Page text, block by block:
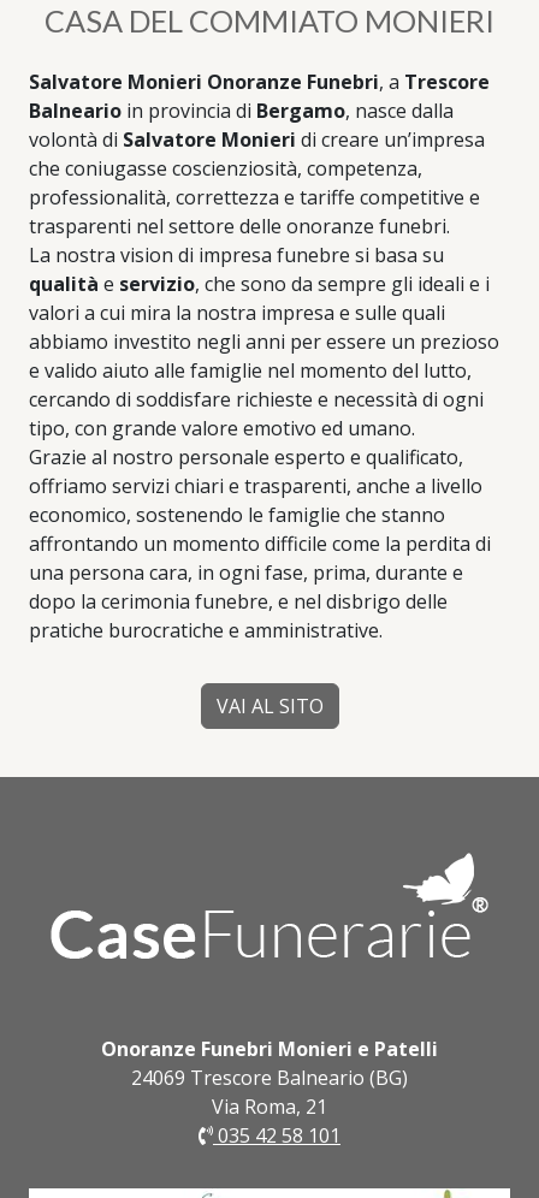
CASA DEL COMMIATO MONIERI
Salvatore Monieri Onoranze Funebri, a Trescore
Balneario in provincia di Bergamo, nasce dalla
volontà di Salvatore Monieri di creare un’impresa
che coniugasse coscienziosità, competenza,
professionalità, correttezza e tariffe competitive e
trasparenti nel settore delle onoranze funebri.
La nostra vision di impresa funebre si basa su
qualità e servizio, che sono da sempre gli ideali e i
valori a cui mira la nostra impresa e sulle quali
abbiamo investito negli anni per essere un prezioso
e valido aiuto alle famiglie nel momento del lutto,
cercando di soddisfare richieste e necessità di ogni
tipo, con grande valore emotivo ed umano.
Grazie al nostro personale esperto e qualificato,
offriamo servizi chiari e trasparenti, anche a livello
economico, sostenendo le famiglie che stanno
affrontando un momento difficile come la perdita di
una persona cara, in ogni fase, prima, durante e
dopo la cerimonia funebre, e nel disbrigo delle
pratiche burocratiche e amministrative.
VAI AL SITO
Onoranze Funebri Monieri e Patelli
24069 Trescore Balneario (BG)
Via Roma, 21
035 42 58 101